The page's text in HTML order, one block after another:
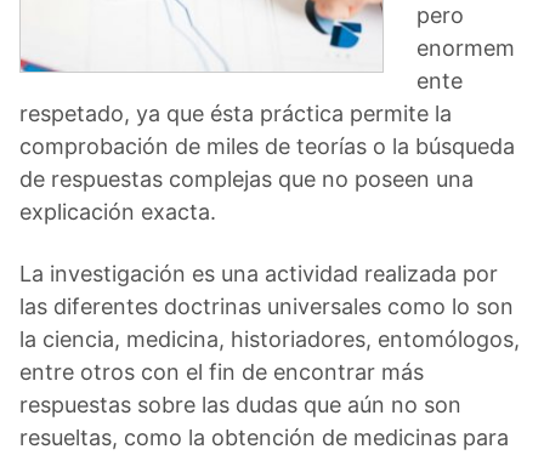
pero
enormem
ente
respetado, ya que ésta práctica permite la
comprobación de miles de teorías o la búsqueda
de respuestas complejas que no poseen una
explicación exacta.
La investigación es una actividad realizada por
las diferentes doctrinas universales como lo son
la ciencia, medicina, historiadores, entomólogos,
entre otros con el fin de encontrar más
respuestas sobre las dudas que aún no son
resueltas, como la obtención de medicinas para